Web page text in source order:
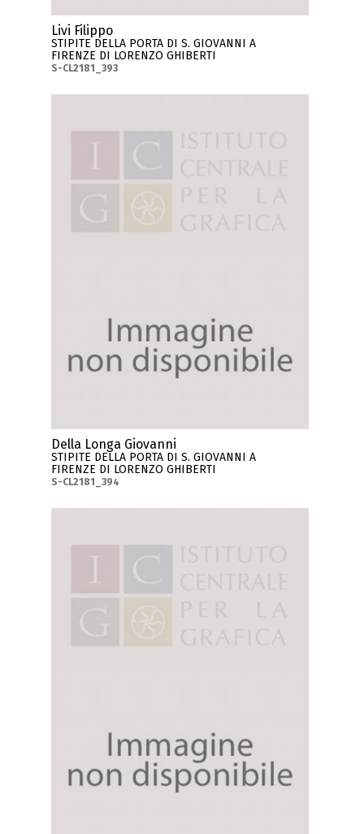
Livi Filippo
STIPITE DELLA PORTA DI S. GIOVANNI A
FIRENZE DI LORENZO GHIBERTI
S-CL2181_393
Della Longa Giovanni
STIPITE DELLA PORTA DI S. GIOVANNI A
FIRENZE DI LORENZO GHIBERTI
S-CL2181_394